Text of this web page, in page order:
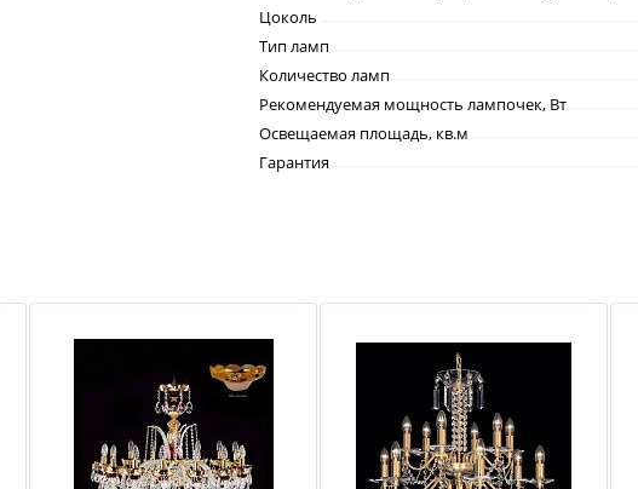
Цоколь
Тип ламп
Количество ламп
Рекомендуемая мощность лампочек, Вт
Освещаемая площадь, кв.м
Гарантия